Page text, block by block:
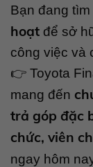
Bạn đang tìm
hoạt để sở
công việc và
👉 Toyota
mang đến
trả góp đặc
chức, viên
ngay hôm